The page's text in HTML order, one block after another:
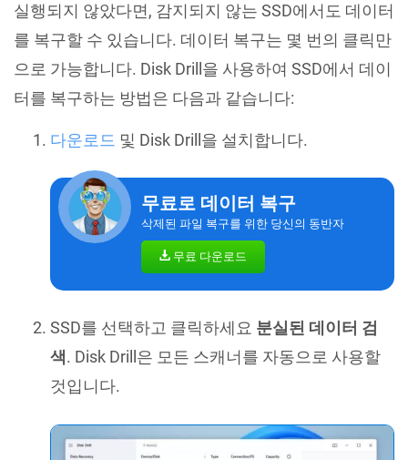
실행되지 않았다면, 감지되지 않는 SSD에서도 데이터
를 복구할 수 있습니다. 데이터 복구는 몇 번의 클릭만
으로 가능합니다. Disk Drill을 사용하여 SSD에서 데이
터를 복구하는 방법은 다음과 같습니다:
다운로드 및 Disk Drill을 설치합니다.
무료로 데이터 복구
삭제된 파일 복구를 위한 당신의 동반자
무료 다운로드
SSD를 선택하고 클릭하세요 분실된 데이터 검
색. Disk Drill은 모든 스캐너를 자동으로 사용할
것입니다.